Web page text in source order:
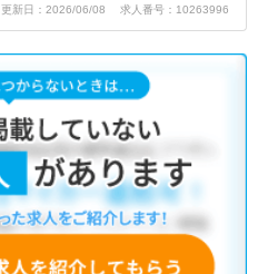
更新日：2026/06/08 求人番号：10263996